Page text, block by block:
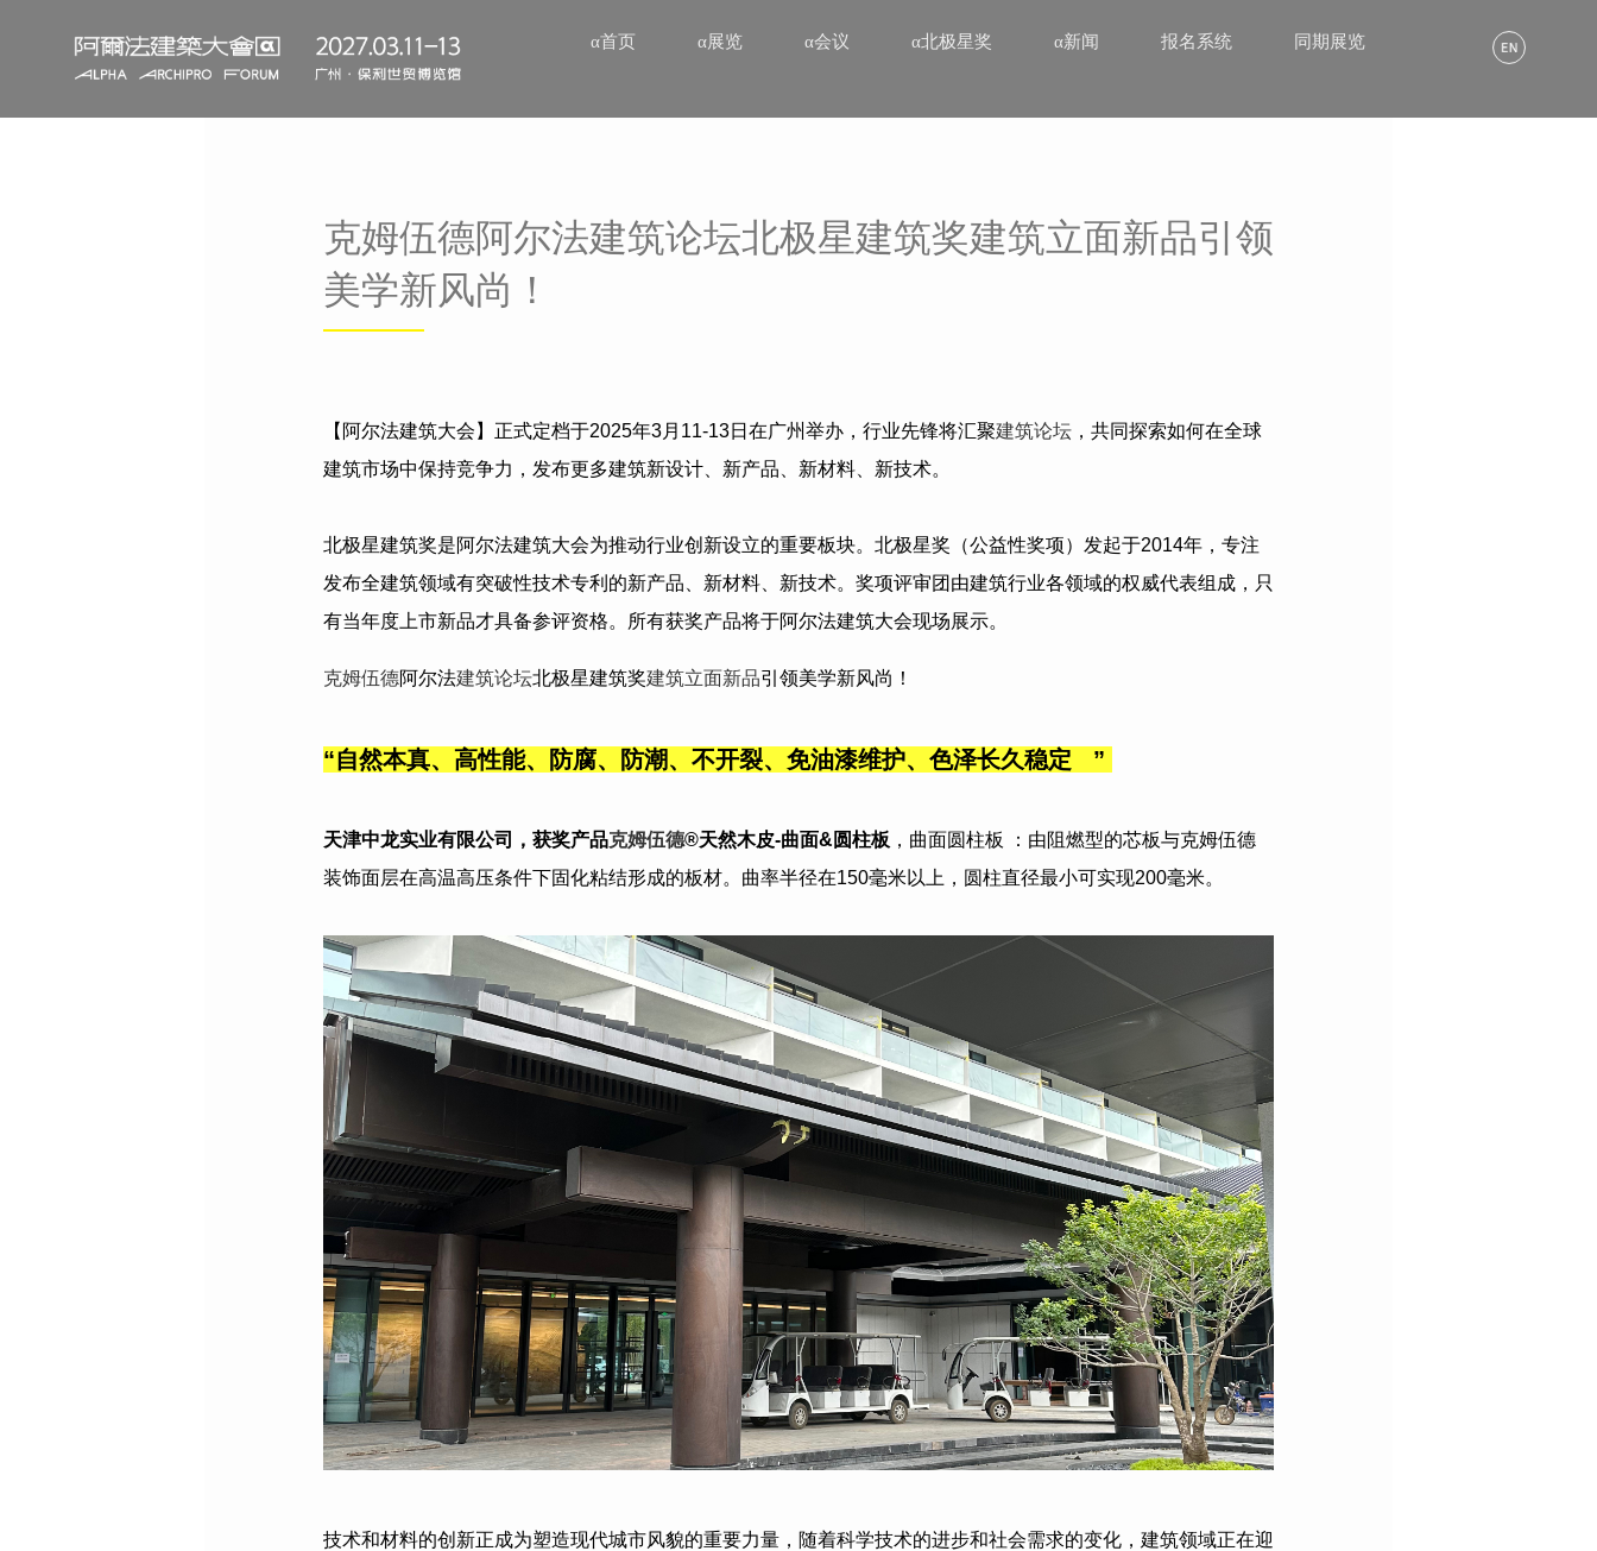
α首页 α展览 α会议 α北极星奖 α新闻 报名系统 同期展览
克姆伍德阿尔法建筑论坛北极星建筑奖建筑立面新品引领
美学新风尚！
【阿尔法建筑大会】正式定档于2025年3月 11-13日在广州举办，行业先锋将汇聚建筑论坛 ，共同探索如何在全球
建筑市场中保持竞争力，发布更多建筑新设计、新产品、新材料、新技术。
北极星建筑奖是阿尔法建筑大会为推动行业创新设立的重要板块。北极星奖（公益性奖项）发起于2014年，专注
发布全建筑领域有突破性技术专利的新产品、新材料、新技术。奖项评审团由建筑行业各领域的权威代表组成，只
有当年度上市新品才具备参评资格。所有获奖产品将于阿尔法建筑大会现场展示。
克姆伍德阿尔法建筑论坛北极星建筑奖建筑立面新品引领美学新风尚！
“自然本真、高性能、防腐、防潮、不开裂、免油漆维护、色泽长久稳定 ”
天津中龙实业有限公司 ，获奖产品克姆伍德®天然木皮-曲面&圆柱板 ， 曲面圆柱板 ：由阻燃型的芯板与克姆伍德
装饰面层在高温高压条件下固化粘结形成的板材。曲率半径在150毫米以上，圆柱直径最小可实现200毫米。
技术和材料的创新正成为塑造现代城市风貌的重要力量，随着科学技术的进步和社会需求的变化，建筑领域正在迎